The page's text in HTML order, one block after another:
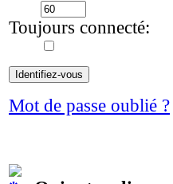
Toujours connecté:
Mot de passe oublié ?